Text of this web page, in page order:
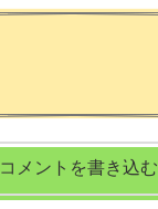
コメントを書き込む